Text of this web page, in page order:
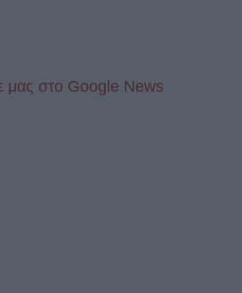
μας στo Google News